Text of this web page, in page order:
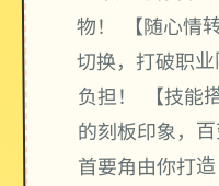
物！ 【随心情
切换，打破职
负担！ 【技能
的刻板印象，
首要角由你打造